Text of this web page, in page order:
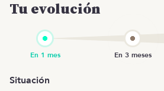
Tu evolución
Situación